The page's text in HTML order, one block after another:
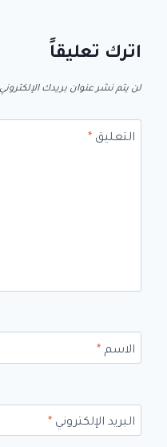
اترك تعليقاً
لن يتم نشر عنوان بريدك
التعليق *
الاسم *
البريد الإلكتروني *